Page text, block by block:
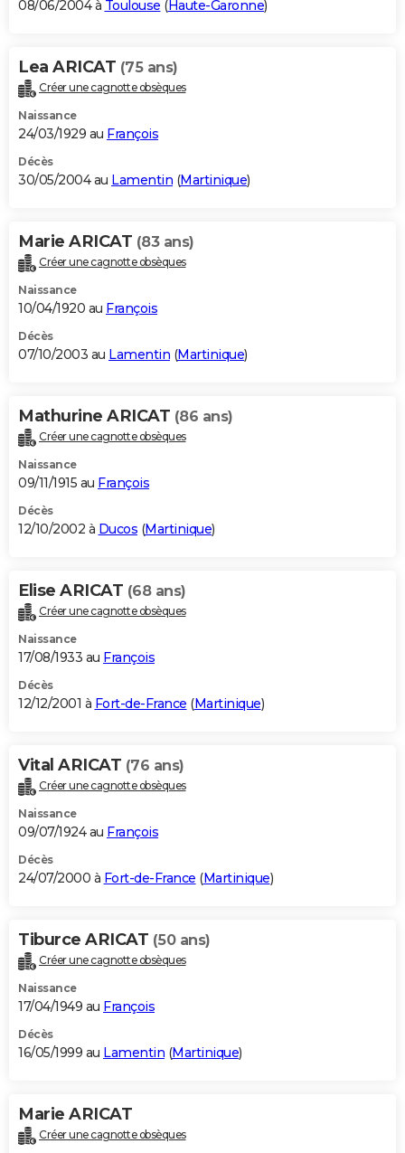
08/06/2004 à Toulouse (Haute-Garonne)
Lea ARICAT (75 ans)
Créer une cagnotte obsèques
Naissance
24/03/1929 au François
Décès
30/05/2004 au Lamentin (Martinique)
Marie ARICAT (83 ans)
Créer une cagnotte obsèques
Naissance
10/04/1920 au François
Décès
07/10/2003 au Lamentin (Martinique)
Mathurine ARICAT (86 ans)
Créer une cagnotte obsèques
Naissance
09/11/1915 au François
Décès
12/10/2002 à Ducos (Martinique)
Elise ARICAT (68 ans)
Créer une cagnotte obsèques
Naissance
17/08/1933 au François
Décès
12/12/2001 à Fort-de-France (Martinique)
Vital ARICAT (76 ans)
Créer une cagnotte obsèques
Naissance
09/07/1924 au François
Décès
24/07/2000 à Fort-de-France (Martinique)
Tiburce ARICAT (50 ans)
Créer une cagnotte obsèques
Naissance
17/04/1949 au François
Décès
16/05/1999 au Lamentin (Martinique)
Marie ARICAT
Créer une cagnotte obsèques